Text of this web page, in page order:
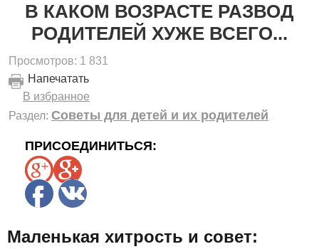
В КАКОМ ВОЗРАСТЕ РАЗВОД
РОДИТЕЛЕЙ ХУЖЕ ВСЕГО...
Просмотров: 1 831
Напечатать
В избранное
Раздел: Советы для детей и их родителей
ПРИСОЕДИНИТЬСЯ:
Маленькая хитрость и совет: